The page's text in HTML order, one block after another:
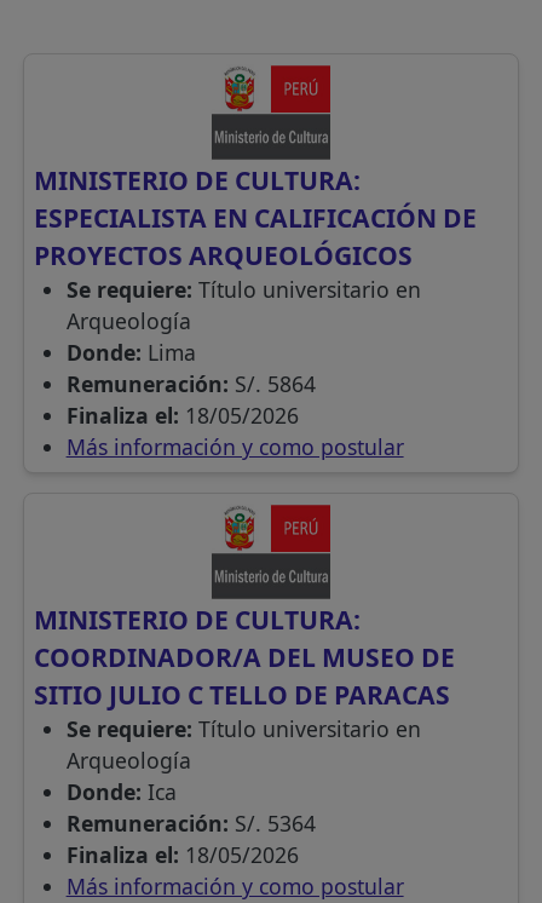
MINISTERIO DE CULTURA:
ESPECIALISTA EN CALIFICACIÓN DE
PROYECTOS ARQUEOLÓGICOS
Se requiere: Título universitario en
Arqueología
Donde: Lima
Remuneración: S/. 5864
Finaliza el: 18/05/2026
Más información y como postular
MINISTERIO DE CULTURA:
COORDINADOR/A DEL MUSEO DE
SITIO JULIO C TELLO DE PARACAS
Se requiere: Título universitario en
Arqueología
Donde: Ica
Remuneración: S/. 5364
Finaliza el: 18/05/2026
Más información y como postular